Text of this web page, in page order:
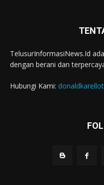
TelusurInformasiNews.Id
dengan berani dan
Hubungi Kami: